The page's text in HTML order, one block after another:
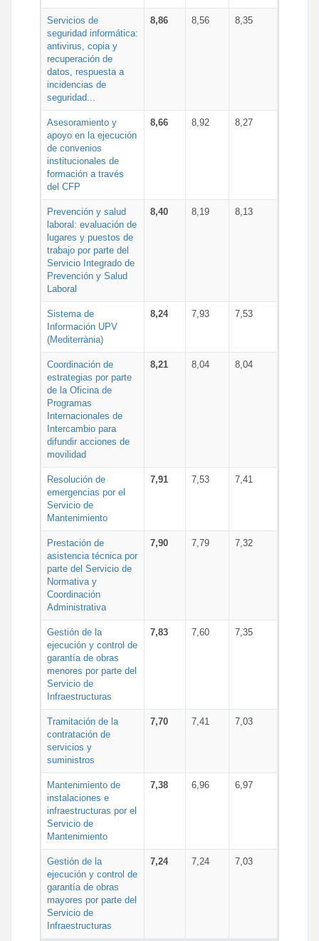
Servicios de
seguridad informática:
antivirus, copia y
recuperación de
datos, respuesta a
incidencias de
seguridad...
8,86 8,56 8,35
Asesoramiento y
apoyo en la ejecución
de convenios
institucionales de
formación a través
del CFP
8,66 8,92 8,27
Prevención y salud
laboral: evaluación de
lugares y puestos de
trabajo por parte del
Servicio Integrado de
Prevención y Salud
Laboral
8,40 8,19 8,13
Sistema de
Información UPV
(Mediterrània)
8,24 7,93 7,53
Coordinación de
estrategias por parte
de la Oficina de
Programas
Internacionales de
Intercambio para
difundir acciones de
movilidad
8,21 8,04 8,04
Resolución de
emergencias por el
Servicio de
Mantenimiento
7,91 7,53 7,41
Prestación de
asistencia técnica por
parte del Servicio de
Normativa y
Coordinación
Administrativa
7,90 7,79 7,32
Gestión de la
ejecución y control de
garantía de obras
menores por parte del
Servicio de
Infraestructuras
7,83 7,60 7,35
Tramitación de la
contratación de
servicios y
suministros
7,70 7,41 7,03
Mantenimiento de
instalaciones e
infraestructuras por el
Servicio de
Mantenimiento
7,38 6,96 6,97
Gestión de la
ejecución y control de
garantía de obras
mayores por parte del
Servicio de
Infraestructuras
7,24 7,24 7,03